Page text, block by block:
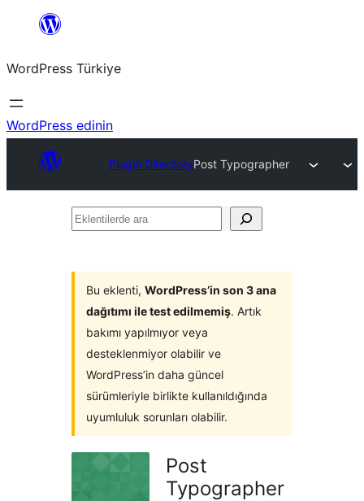
İçeriğe
WordPress Türkiye
WordPress edinin
Plugin DirectoryPost Typographer
Eklentilerde
Bu eklenti, WordPress’in son 3 ana
dağıtımı ile test edilmemiş. Artık
bakımı yapılmıyor veya
desteklenmiyor olabilir ve
WordPress’in daha güncel
sürümleriyle birlikte kullanıldığında
uyumluluk sorunları olabilir.
Post
Typographer